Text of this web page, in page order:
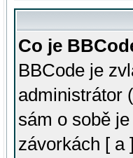
Co je
BBCode je
administrátor
sám o sobě
závorkách [ a